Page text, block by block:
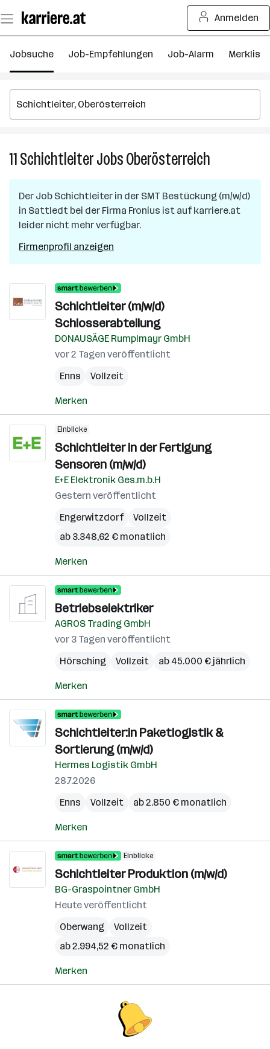
Seiteninhalt
springen
Anmelden
Jobsuche Job-Empfehlungen Job-Alarm Merkliste
11SchichtleiterJobsOberösterreich
in
Der Job Schichtleiter in der SMT Bestückung (m/w/d)
in Sattledt bei der Firma Fronius ist auf karriere.at
leider nicht mehr verfügbar.
Firmenprofil anzeigen
Schichtleiter (m/w/d)
Schlosserabteilung
DONAUSÄGE Rumplmayr GmbH
vor 2 Tagen veröffentlicht
Enns
Vollzeit
Merken
Einblicke
Schichtleiter in der Fertigung
Sensoren (m/w/d)
E+E Elektronik Ges.m.b.H
Gestern veröffentlicht
Engerwitzdorf
Vollzeit
ab 3.348,62 € monatlich
Merken
Betriebselektriker
AGROS Trading GmbH
vor 3 Tagen veröffentlicht
Hörsching
Vollzeit ab 45.000 € jährlich
Merken
Schichtleiter:in Paketlogistik &
Sortierung (m/w/d)
Hermes Logistik GmbH
28.7.2026
Enns
Vollzeit ab 2.850 € monatlich
Merken
Einblicke
Schichtleiter Produktion (m/w/d)
BG-Graspointner GmbH
Heute veröffentlicht
Oberwang
Vollzeit
ab 2.994,52 € monatlich
Merken